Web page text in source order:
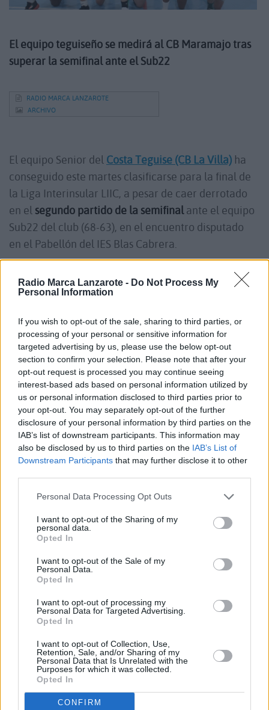
Radio Marca Lanzarote - Do Not Process My
Personal Information
If you wish to opt-out of the sale, sharing to third parties, or
processing of your personal or sensitive information for
targeted advertising by us, please use the below opt-out
section to confirm your selection. Please note that after your
opt-out request is processed you may continue seeing
interest-based ads based on personal information utilized by
us or personal information disclosed to third parties prior to
your opt-out. You may separately opt-out of the further
disclosure of your personal information by third parties on the
IAB’s list of downstream participants. This information may
also be disclosed by us to third parties on the IAB’s List of
Downstream Participants that may further disclose it to other
Personal Data Processing Opt Outs
I want to opt-out of the Sharing of my
personal data.
Opted In
I want to opt-out of the Sale of my
Personal Data.
Opted In
I want to opt-out of processing my
Personal Data for Targeted Advertising.
Opted In
I want to opt-out of Collection, Use,
Retention, Sale, and/or Sharing of my
Personal Data that Is Unrelated with the
Purposes for which it was collected.
Opted In
CONFIRM
El equipo teguiseño se medirá al CB Maramajo tras
superar la semifinal ante el Sub22
RADIO MARCA LANZAROTE
ARCHIVO
El equipo Senior del Costa Teguise (CB La Villa) ha
conseguido este martes clasificarse para la final de
la Liga Interinsular LIIC, a pesar de caer derrotado
en el segundo partido de la semifinalante el equipo
Sub22 del club (68-63), en el encuentro disputado
en el Pabellón del IES Blas Cabrera.
El Sub22 Víctor Martín se convirtió en el máximo
anotador del partido con veinte puntos, bien
ayudado en la faceta ofensiva por los dieciséis
tantos de Roger Alfonso. Entre los Seniors
destacaron dos jugadores con trece puntos cada
uno: Ángel González y Ares Bravo.
Con este resultado y, a pesar de la derrota de hoy,
los Seniors del Costa Teguise se meten en la
finalísima de la Liga Interinsular LIIC, cuyo primer
partido,ante el CB Maramajo, se disputará mañana
de mayo, a las 20:30 horas, sobre el parqué del
Pabellón del IES Costa Teguise.
El equipo Sub22 del
majorero.
Ficha técnica:
Costa Teguise Sub22 (68):Alejandro Díaz, Martín
Rodríguez (5), Diego Ramos, Roger Alfonso (16),